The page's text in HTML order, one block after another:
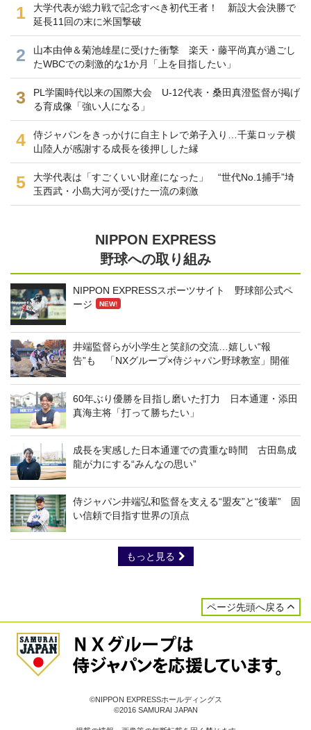
1
大学代表が総力戦で記念すべき初代王者！ 新設大会決勝で
延長11回の末に米国撃破
2
山本由伸＆菊池雄星に受けた衝撃 楽天・藤平尚真が過ごし
たWBCでの刺激的な1か月「上を目指したい」
3
PL学園時代以来の国際大会 U-12代表・桑田真澄監督が掲げ
る育成像「強い人になる」
4
侍ジャパンをきっかけに自主トレで弟子入り…千葉ロッテ横
山陸人が感謝する成長を後押しした縁
5
大学代表は「すごくいい財産になった」 “世代No.1捕手”埼
玉西武・小島大河が受けた一流の刺激
NIPPON EXPRESS
野球への取り組み
NIPPON EXPRESSスポーツサイト 野球部公式ペ
ージ
NEW!
井端監督らが小学生と笑顔の交流…嬉しい“報
告”も 「NXグループ×侍ジャパン野球教室」開催
60年ぶり優勝を目指し磨いた打力 日本通運・添田
真海主将「打って勝ちたい」
成長を実感した日本通運での貴重な時間 古田島成
龍が力にする“みんなの思い”
侍ジャパン井端弘和監督を支える“盟友”と“後輩” 固
い信頼で目指す世界の頂点
もっと見る
ページ先頭へ戻る
©NIPPON EXPRESSホールディングス
©2016 SAMURAI JAPAN